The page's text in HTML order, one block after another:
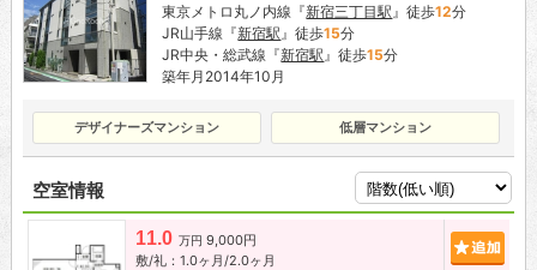
東京メトロ丸ノ内線『新宿三丁目駅 』徒歩12分
JR山手線『新宿駅 』徒歩15分
JR中央・総武線『新宿駅 』徒歩15分
築年月2014年10月
デザイナーズマンション 低層マンション
空室情報
11.0 万円 9,000円
敷/礼：1.0ヶ月/2.0ヶ月